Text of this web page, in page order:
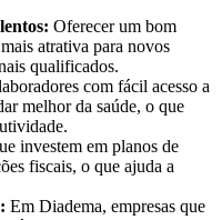
Oferecer um bom
atrativa para novos
qualificados.
com fácil acesso a
melhor da saúde, o que
investem em planos de
fiscais, o que ajuda a
Em Diadema, empresas que